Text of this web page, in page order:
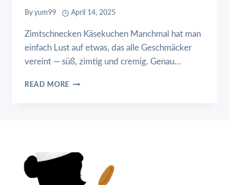
By yum99 April 14, 2025
Zimtschnecken Käsekuchen Manchmal hat man
einfach Lust auf etwas, das alle Geschmäcker
vereint — süß, zimtig und cremig. Genau…
READ MORE ZIMTSCHNECKEN